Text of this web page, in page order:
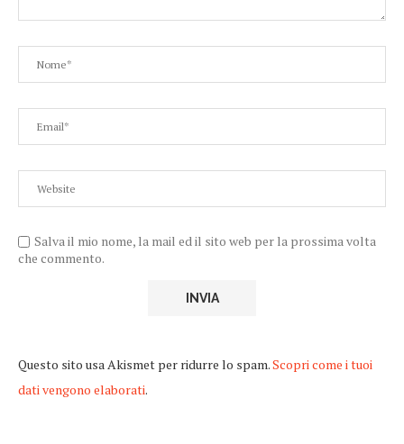
Salva il mio nome, la mail ed il sito web per la prossima volta
che commento.
Questo sito usa Akismet per ridurre lo spam.Scopri come i tuoi
dati vengono elaborati.